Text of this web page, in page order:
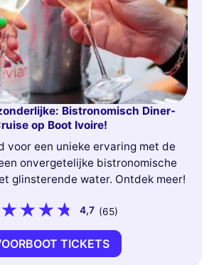
Bistronomisch Diner-
op Boot Ivoire!
voor een unieke ervaring met de
onvergetelijke bistronomische
glinsterende water. Ontdek meer!
4,7 (65)
TICKETS